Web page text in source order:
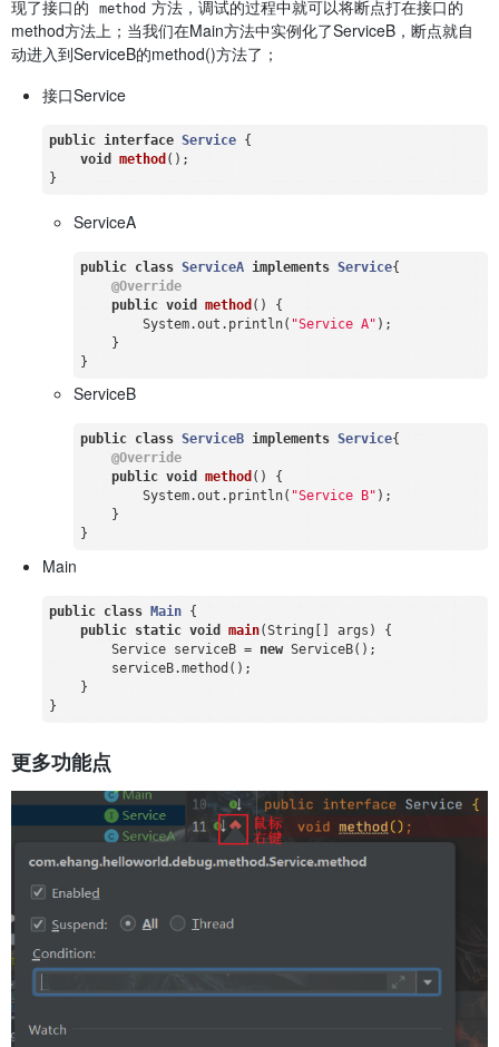
现了接口的
method 方法，调试的过程中就可以将断点打在接口的
method方法上；当我们在Main方法中实例化了ServiceB，断点就自
动进入到ServiceB的method()方法了；
接口Service
public interface Service {
void
method () ;
ServiceA
public class ServiceA implements Service{
@Override
public void method ()
{
        System.out.println(
"Service A" );
    }
ServiceB
public class ServiceB implements Service{
@Override
public void method ()
{
        System.out.println(
"Service B" );
    }
Main
public class Main {
public static void main(String[] args)
{
        Service serviceB =
new ServiceB();
        serviceB.method();
    }
更多功能点